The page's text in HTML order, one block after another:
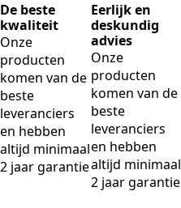
De beste
kwaliteit
Onze
producten
komen van de
beste
leveranciers
en hebben
altijd minimaal
2 jaar garantie
Eerlijk en
deskundig
advies
Onze
producten
komen van de
beste
leveranciers
en hebben
altijd minimaal
2 jaar garantie